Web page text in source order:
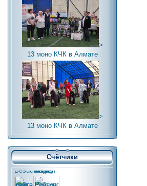
>
13 моно КЧК в Алмате
>
13 моно КЧК в Алмате
Счётчики